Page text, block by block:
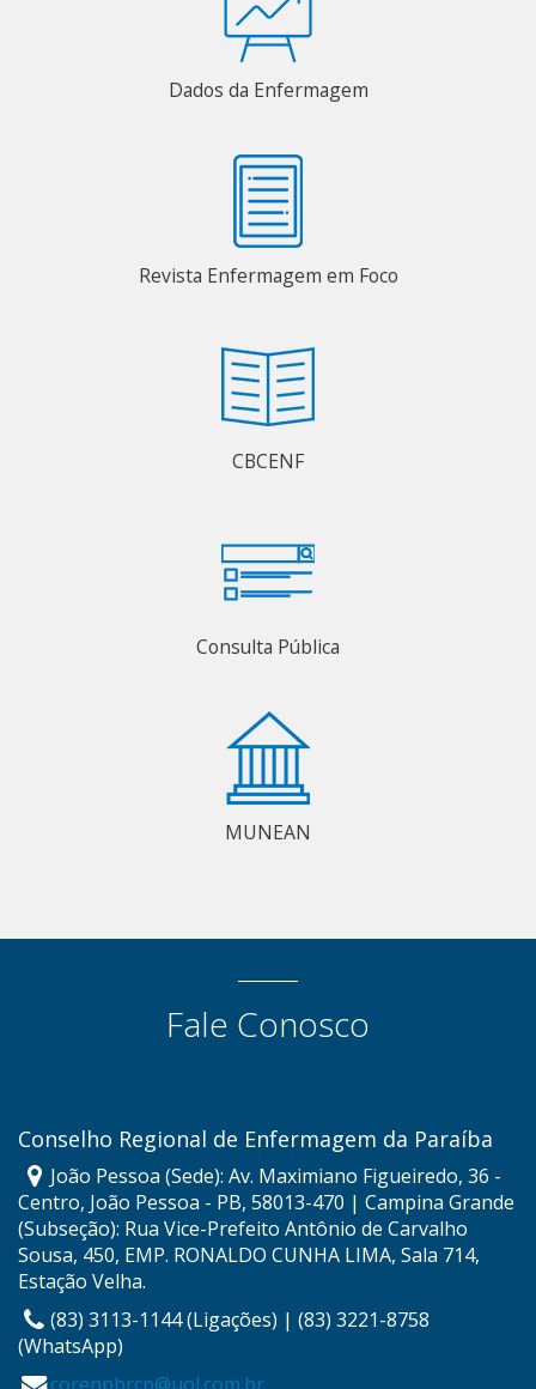
Dados da Enfermagem
Revista Enfermagem em Foco
CBCENF
Consulta Pública
MUNEAN
Fale Conosco
Conselho Regional de Enfermagem da Paraíba
João Pessoa (Sede): Av. Maximiano Figueiredo, 36 -
Centro, João Pessoa - PB, 58013-470 | Campina Grande
(Subseção): Rua Vice-Prefeito Antônio de Carvalho
Sousa, 450, EMP. RONALDO CUNHA LIMA, Sala 714,
Estação Velha.
(83) 3113-1144 (Ligações) | (83) 3221-8758
(WhatsApp)